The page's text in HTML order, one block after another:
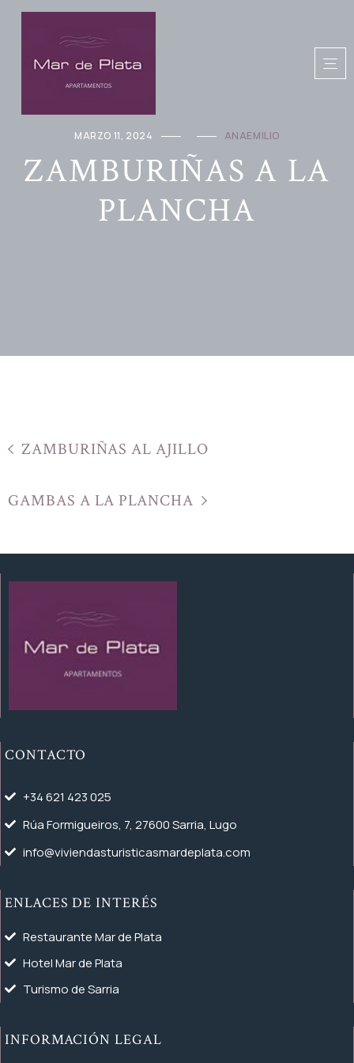
MARZO 11, 2024 ANAEMILIO
ZAMBURIÑAS A LA
PLANCHA
ZAMBURIÑAS AL AJILLO
GAMBAS A LA PLANCHA
CONTACTO
+34 621 423 025
Rúa Formigueiros, 7, 27600 Sarria, Lugo
info@viviendasturisticasmardeplata.com
ENLACES DE INTERÉS
Restaurante Mar de Plata
Hotel Mar de Plata
Turismo de Sarria
INFORMACIÓN LEGAL